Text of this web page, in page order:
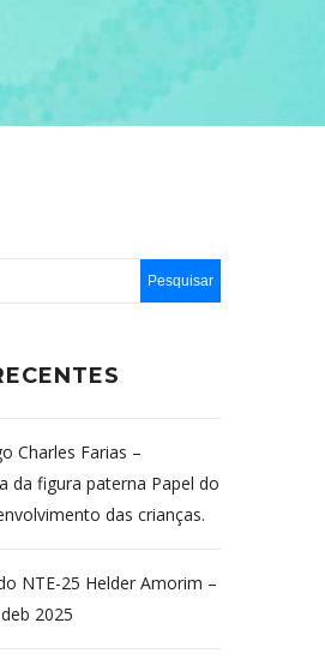
Charles Farias –
da figura paterna Papel do
das crianças.
NTE-25 Helder Amorim –
2025